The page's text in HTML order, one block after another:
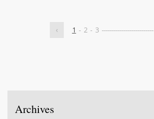
‹ 1 - 2 - 3 --------------------------
Archives